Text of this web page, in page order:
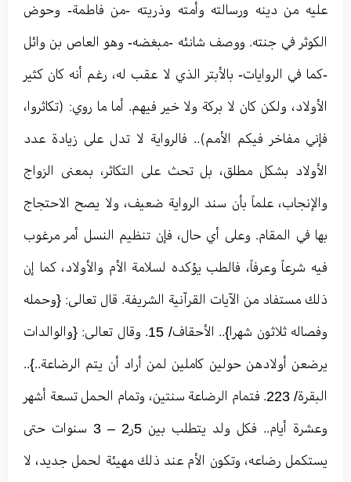
عليه من دينه ورسالته وأمته وذريته -من فاطمة- وحوض
الكوثر في جنته. ووصف شانئه -مبغضه- وهو العاص بن وائل
-كما في الروايات- بالأبتر الذي لا عقب له، رغم أنه كان كثير
الأولاد، ولكن كان لا بركة ولا خير فيهم. أما ما روي: (تكاثروا،
فإني مفاخر فيكم الأمم).. فالرواية لا تدل على زيادة عدد
الأولاد بشكل مطلق، بل تحث على التكاثر، بمعنى الزواج
والإنجاب، علماً بأن سند الرواية ضعيف، ولا يصح الاحتجاج
بها في المقام. وعلى أي حال، فإن تنظيم النسل أمر مرغوب
فيه شرعاً وعرفاً، فالطب يؤكده لسلامة الأم والأولاد، كما إن
ذلك مستفاد من الآيات القرآنية الشريفة. قال تعالى: {وحمله
وفصاله ثلاثون شهرا}.. الأحقاف/ 15. وقال تعالى: {والوالدات
يرضعن أولادهن حولين كاملين لمن أراد أن يتم الرضاعة..}..
البقرة/ 223. فتمام الرضاعة سنتين، وتمام الحمل تسعة أشهر
وعشرة أيام.. فكل ولد يتطلب بين 5ر2 – 3 سنوات حتى
يستكمل رضاعه، وتكون الأم عند ذلك مهيئة لحمل جديد، لا